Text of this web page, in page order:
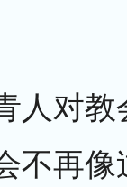
人对
不再